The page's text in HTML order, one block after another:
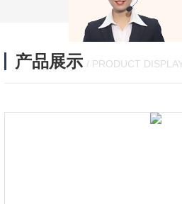
产品展示 / PRODUCT